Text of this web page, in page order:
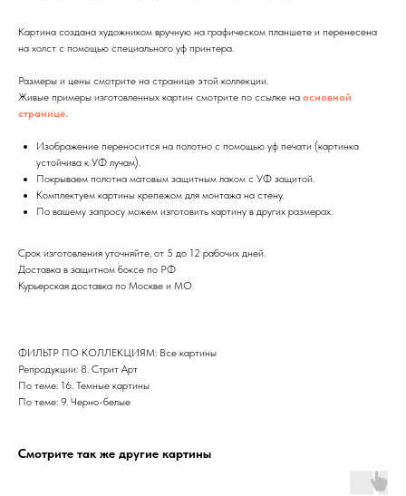
Картина создана художником вручную на графическом планшете и перенесена
на холст с помощью специального уф принтера.
Размеры и цены смотрите на странице этой коллекции.
Живые примеры изготовленных картин смотрите по ссылке на основной
странице.
Изображение переносится на полотно с помощью уф печати (картинка
устойчива к УФ лучам).
Покрываем полотна матовым защитным лаком с УФ защитой.
Комплектуем картины крепежом для монтажа на стену.
По вашему запросу можем изготовить картину в других размерах.
Срок изготовления уточняйте, от 5 до 12 рабочих дней.
Доставка в защитном боксе по РФ
Курьерская доставка по Москве и МО
ФИЛЬТР ПО КОЛЛЕКЦИЯМ: Все картины
Репродукции: 8. Стрит Арт
По теме: 16. Темные картины
По теме: 9. Черно-белые
Смотрите так же другие картины